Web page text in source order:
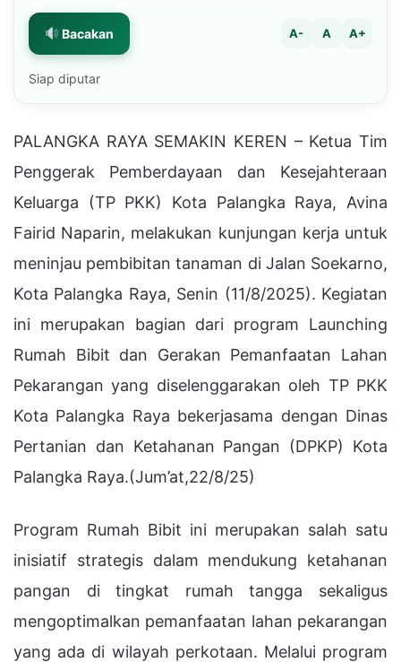
Bacakan A- A A+
Siap diputar
PALANGKA RAYA SEMAKIN KEREN – Ketua Tim
Penggerak Pemberdayaan dan Kesejahteraan
Keluarga (TP PKK) Kota Palangka Raya, Avina
Fairid Naparin, melakukan kunjungan kerja untuk
meninjau pembibitan tanaman di Jalan Soekarno,
Kota Palangka Raya, Senin (11/8/2025). Kegiatan
ini merupakan bagian dari program Launching
Rumah Bibit dan Gerakan Pemanfaatan Lahan
Pekarangan yang diselenggarakan oleh TP PKK
Kota Palangka Raya bekerjasama dengan Dinas
Pertanian dan Ketahanan Pangan (DPKP) Kota
Palangka Raya.(Jum’at,22/8/25)
Program Rumah Bibit ini merupakan salah satu
inisiatif strategis dalam mendukung ketahanan
pangan di tingkat rumah tangga sekaligus
mengoptimalkan pemanfaatan lahan pekarangan
yang ada di wilayah perkotaan. Melalui program